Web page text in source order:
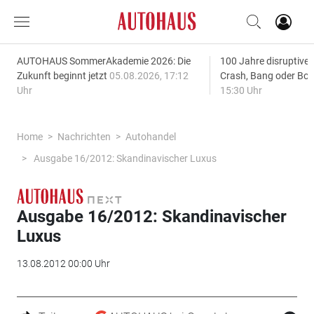
AUTOHAUS SommerAkademie 2026: Die
Zukunft beginnt jetzt 05.08.2026, 17:12
Uhr
100 Jahre disruptive
Crash, Bang oder
15:30 Uhr
Home Nachrichten
Autohandel
Ausgabe 16/2012: Skandinavischer Luxus
Ausgabe 16/2012: Skandinavischer
Luxus
13.08.2012 00:00 Uhr